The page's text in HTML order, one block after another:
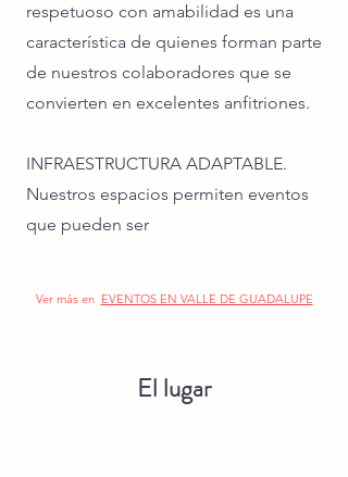
respetuoso con amabilidad es una
característica de quienes forman parte
de nuestros colaboradores que se
convierten en excelentes anfitriones.
INFRAESTRUCTURA ADAPTABLE.
Nuestros espacios permiten eventos
que pueden ser
Ver más en EVENTOS EN VALLE DE GUADALUPE
El lugar